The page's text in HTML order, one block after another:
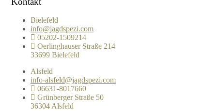
Bielefeld
info@jagdspezi.com
05202-1509214
Oerlinghauser Straße 214
33699 Bielefeld
Alsfeld
info-alsfeld@jagdspezi.com
06631-8017660
Grünberger Straße 50
36304 Alsfeld